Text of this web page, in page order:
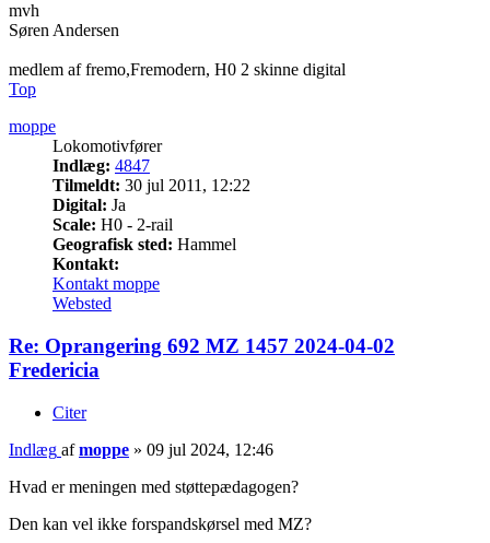
mvh
Søren Andersen
medlem af fremo,Fremodern, H0 2 skinne digital
Top
moppe
Lokomotivfører
Indlæg: 4847
Tilmeldt: 30 jul 2011, 12:22
Digital: Ja
Scale: H0 - 2-rail
Geografisk sted: Hammel
Kontakt:
Kontakt moppe
Websted
Re: Oprangering 692 MZ 1457 2024-04-02
Fredericia
Citer
Indlæg afmoppe » 09 jul 2024, 12:46
Hvad er meningen med støttepædagogen?
Den kan vel ikke forspandskørsel med MZ?